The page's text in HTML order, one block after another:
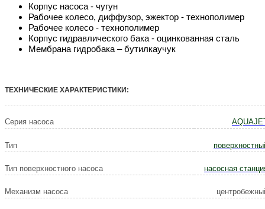
Корпус насоса - чугун
Рабочее колесо, диффузор, эжектор - технополимер
Рабочее колесо - технополимер
Корпус гидравлического бака - оцинкованная сталь
Мембрана гидробака – бутилкаучук
ТЕХНИЧЕСКИЕ ХАРАКТЕРИСТИКИ:
Серия насоса
Тип
Тип поверхностного насоса насосная
Механизм насоса